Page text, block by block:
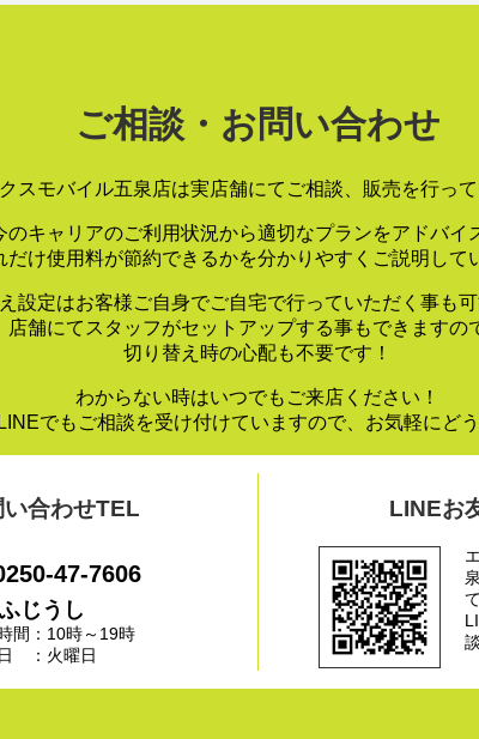
ご相談・お問い合わせ
スモバイル五泉店は実店舗にてご相談、販売を行って
のキャリアのご利用状況から適切なプランをアドバイ
だけ使用料が節約できるかを分かりやすくご説明して
設定はお客様ご自身でご自宅で行っていただく事も可
店舗にてスタッフがセットアップする事もできますの
切り替え時の心配も不要です！
わからない時はいつでもご来店ください！
LINEでもご相談を受け付けていますので、お気軽にどう
い合わせTEL
47-7606
じうし
間：10時～19時
：火曜日
LINEお